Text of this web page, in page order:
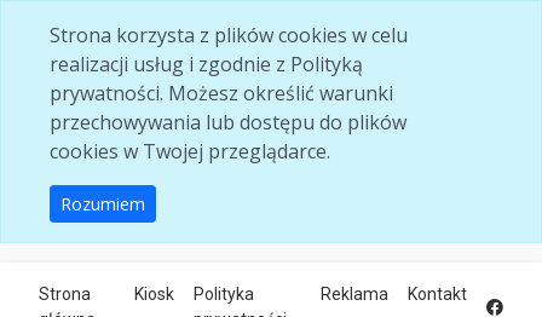
Strona korzysta z plików cookies w celu
realizacji usług i zgodnie z Polityką
prywatności. Możesz określić warunki
przechowywania lub dostępu do plików
cookies w Twojej przeglądarce.
Rozumiem
Strona
Kiosk
Polityka
Reklama Kontakt